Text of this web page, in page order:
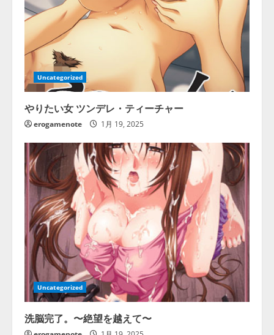
Uncategorized
やりたい女 ツンデレ・ティーチャー
erogamenote 1月 19, 2025
Uncategorized
洗脳完了。〜絶望を越えて〜